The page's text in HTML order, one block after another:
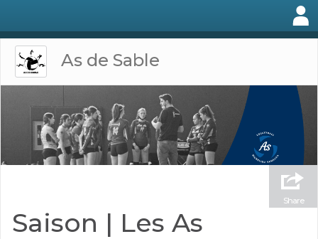
As de Sable
Share
Saison | Les As